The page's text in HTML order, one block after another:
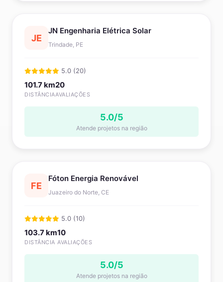
JE
JN Engenharia Elétrica Solar
Trindade, PE
5.0 (20)
101.7 km
DISTÂNCIA
20
AVALIAÇÕES
5.0/5
Atende projetos na região
FE
Fóton Energia Renovável
Juazeiro do Norte, CE
5.0 (10)
103.7 km
DISTÂNCIA
10
AVALIAÇÕES
5.0/5
Atende projetos na região